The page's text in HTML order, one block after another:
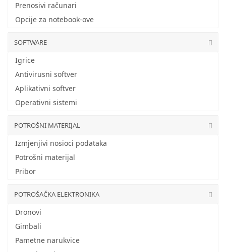
Prenosivi računari
Opcije za notebook-ove
SOFTWARE
Igrice
Antivirusni softver
Aplikativni softver
Operativni sistemi
POTROŠNI MATERIJAL
Izmjenjivi nosioci podataka
Potrošni materijal
Pribor
POTROŠAČKA ELEKTRONIKA
Dronovi
Gimbali
Pametne narukvice